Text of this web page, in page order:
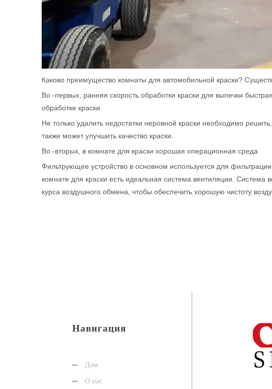
Каково преимущество комнаты для автомобильной краски?
Во -первых, ранняя скорость обработки краски для выпечки
обработке краски
Не только удалить недостатки неровной краски необходимо
также может улучшить качество краски.
Во -вторых, в комнате для краски хорошая операционная среда
Фильтрующее устройство в основном используется для
комнате для краски есть идеальная система вентиляции. Система
курса воздушного обмена, чтобы обеспечить хорошую чистоту
Навигация
Дом
О нас